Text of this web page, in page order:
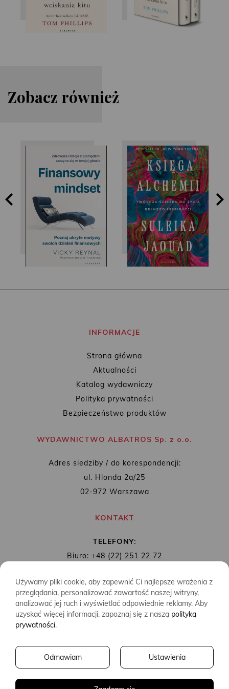
Zobacz również
Vicky Reynal Jaouad Suleika
INFORMACJE
Strona główna
Aktualności
Katalog wydawniczy
Polityka prywatności
Bezpieczeństwo produktów
WYDAWNICTWO ALBATROS Sp. z o.o.
Adres siedziby / do korespondencji:
ul. Hlonda 2a/25
02-972 Warszawa
KONTAKT
TELEFONY:
Biuro: +48 (22) 251 22 72
MAIL: biuro@wydawnictwoalbatros.com
COPYRIGHTS
WYDAWNICTWO ALBATROS
CREATED BY2SIDES.PL
Używamy pliki cookie, aby zapewnić Ci najlepsze wrażenia z
przeglądania, personalizować zawartość naszej witryny,
analizować jej ruch i wyświetlać odpowiednie reklamy. Aby
uzyskać więcej informacji, zapoznaj się z naszą polityką
prywatności.
Ustawienia
Odmawiam